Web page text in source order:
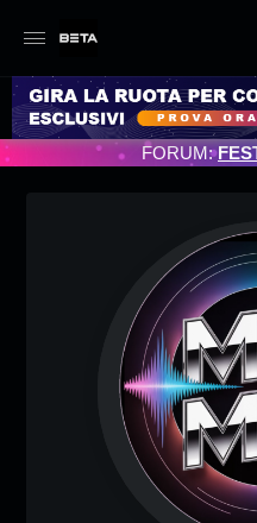
PROGRAMMATO 3/07/2025
FORUM: